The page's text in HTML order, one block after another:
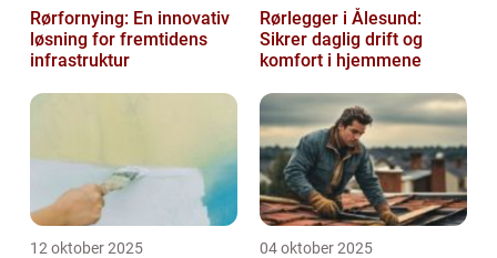
Rørfornying: En innovativ
løsning for fremtidens
infrastruktur
Rørlegger i Ålesund:
Sikrer daglig drift og
komfort i hjemmene
12 oktober 2025 04 oktober 2025